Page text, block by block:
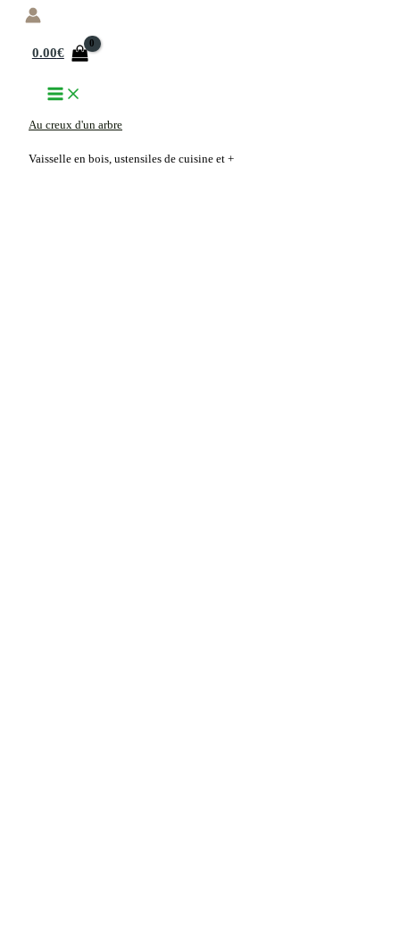
Aller
0.00€
Au creux d'un arbre
Vaisselle en bois, ustensiles de cuisine et +